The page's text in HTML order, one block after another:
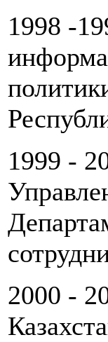
1998 -
1999 -
2000 -